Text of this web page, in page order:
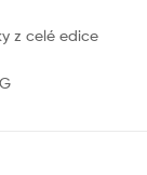
z celé edice